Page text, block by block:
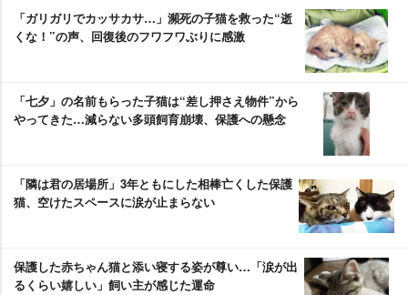
「ガリガリでカッサカサ…」瀕死の子猫を救った“逝
くな！”の声、回復後のフワフワぶりに感激
「七夕」の名前もらった子猫は“差し押さえ物件”から
ってきた…減らない多頭飼育崩壊、保護への懸念
「隣は君の居場所」3年ともにした相棒亡くした保護
猫、空けたスペースに涙が止まらない
保護した赤ちゃん猫と添い寝する姿が尊い…「涙が出
るくらい嬉しい」飼い主が感じた運命